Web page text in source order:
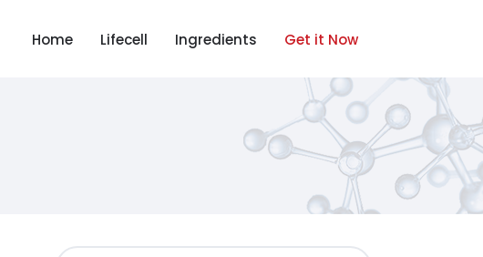
Home Lifecell Ingredients Get it Now